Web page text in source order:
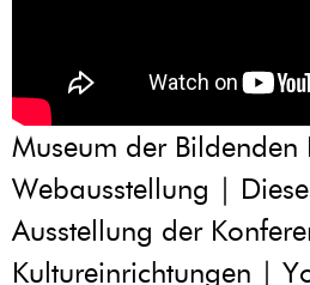
Museum der
Webausstellung |
Ausstellung der
Kultureinrichtungen |